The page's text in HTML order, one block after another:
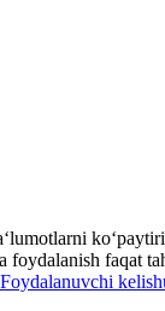
foydalanish faqat
Foydalanuvchi